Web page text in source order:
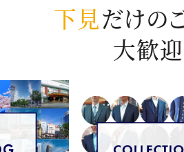
下見だけの
大歓迎